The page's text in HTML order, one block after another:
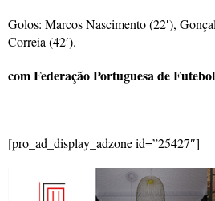
Golos: Marcos Nascimento (22′),
Correia (42′).
com Federação Portuguesa de
[pro_ad_display_adzone id=”25427″]